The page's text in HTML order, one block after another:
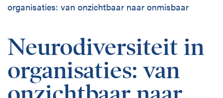
organisaties: van onzichtbaar naar onmisbaar
Menu
Home
Over ons
Bedrijfsleven
Neurodiversiteit in
organisaties: van